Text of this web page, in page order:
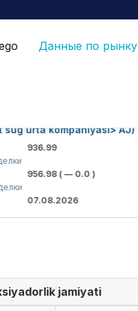
Данные по рынку
kompaniyasi> AJ)
936.99
956.98( — 0.0 )
07.08.2026
jamiyati